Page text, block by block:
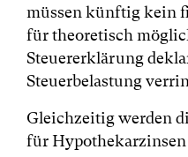
müssen künftig kein
für theoretisch
Steuererklärung
Steuerbelastung
Gleichzeitig werden
für